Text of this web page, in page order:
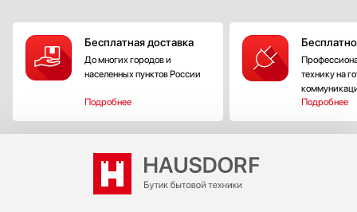
Бесплатная доставка
До многих городов и
населенных пунктов России
Подробнее
технику на
Подробнее